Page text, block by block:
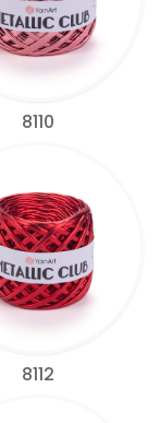
8110
8112